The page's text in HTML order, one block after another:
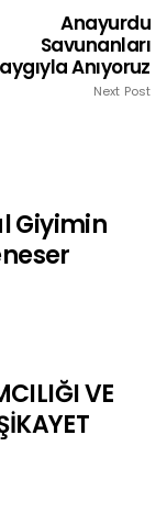
Anayurdu
Savunanları
Anıyoruz
Next Post
Giyimin
VE